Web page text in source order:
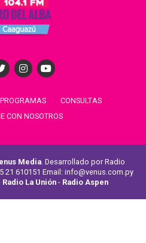
PROGRAMAS
CONSULTAS
CON NOSOTROS
Media. Desarrollado por Radio
21 610151 Email: info@venus.com.py
Radio La Unión - Radio Aspen